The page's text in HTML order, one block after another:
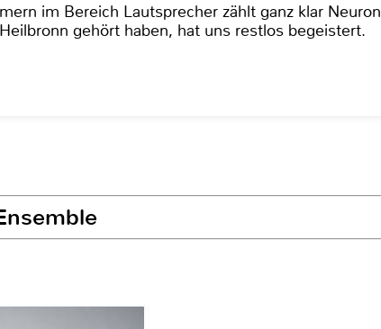
im Bereich Lautsprecher zählt ganz klar Neuron
gehört haben, hat uns restlos begeistert.